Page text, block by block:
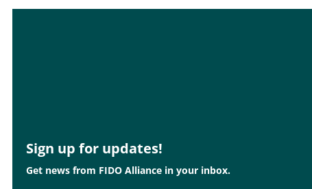
Sign up for updates!
Get news from FIDO Alliance in your inbox.